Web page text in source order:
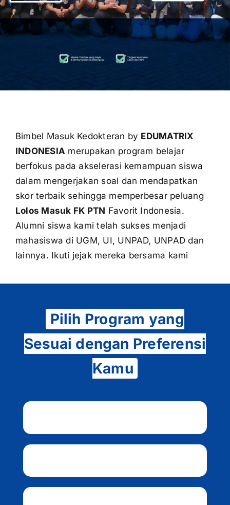
OUR PROGRAM
CONTACT US
Bimbel Masuk Kedokteran by EDUMATRIX
INDONESIA merupakan program belajar
berfokus pada akselerasi kemampuan siswa
dalam mengerjakan soal dan mendapatkan
skor terbaik sehingga memperbesar peluang
Lolos Masuk FK PTN Favorit Indonesia.
Alumni siswa kami telah sukses menjadi
mahasiswa di UGM, UI, UNPAD, UNPAD dan
lainnya. Ikuti jejak mereka bersama kami
Pilih Program yang
Sesuai dengan Preferensi
Kamu